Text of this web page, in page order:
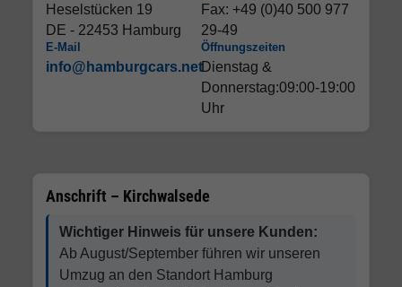
Heselstücken 19
DE - 22453 Hamburg
Fax: +49 (0)40 500 977
29-49
E-Mail
info@hamburgcars.net
Öffnungszeiten
Dienstag &
Donnerstag:09:00-19:00
Uhr
Anschrift – Kirchwalsede
Wichtiger Hinweis für unsere Kunden:
Ab August/September führen wir unseren
Umzug an den Standort Hamburg